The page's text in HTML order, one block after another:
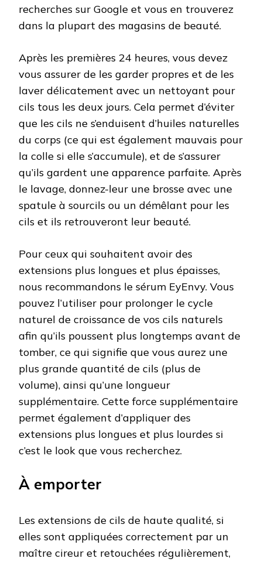
recherches sur Google et vous en trouverez
dans la plupart des magasins de beauté.
Après les premières 24 heures, vous devez
vous assurer de les garder propres et de les
laver délicatement avec un nettoyant pour
cils tous les deux jours. Cela permet d’éviter
que les cils ne s’enduisent d’huiles naturelles
du corps (ce qui est également mauvais pour
la colle si elle s’accumule), et de s’assurer
qu’ils gardent une apparence parfaite. Après
le lavage, donnez-leur une brosse avec une
spatule à sourcils ou un démêlant pour les
cils et ils retrouveront leur beauté.
Pour ceux qui souhaitent avoir des
extensions plus longues et plus épaisses,
nous recommandons le sérum EyEnvy. Vous
pouvez l’utiliser pour prolonger le cycle
naturel de croissance de vos cils naturels
afin qu’ils poussent plus longtemps avant de
tomber, ce qui signifie que vous aurez une
plus grande quantité de cils (plus de
volume), ainsi qu’une longueur
supplémentaire. Cette force supplémentaire
permet également d’appliquer des
extensions plus longues et plus lourdes si
c’est le look que vous recherchez.
À emporter
Les extensions de cils de haute qualité, si
elles sont appliquées correctement par un
maître cireur et retouchées régulièrement,